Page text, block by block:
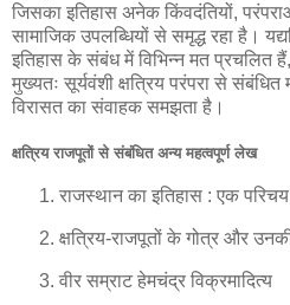
जिसका इतिहास अनेक किंवदंतियों,
सामाजिक उपलब्धियों से समृद्ध रहा है।
इतिहास के संबंध में विभिन्न मत प्रचलित
मुख्यतः सूर्यवंशी क्षत्रिय परंपरा से
विरासत का संवाहक समझता है।
क्षत्रिय राजपूतों से संबंधित अन्य महत्वपूर्ण लेख
राजस्थान का इतिहास : एक परिचय
क्षत्रिय-राजपूतों के गोत्र और
वीर सम्राट हेमचंद्र विक्रमादित्य